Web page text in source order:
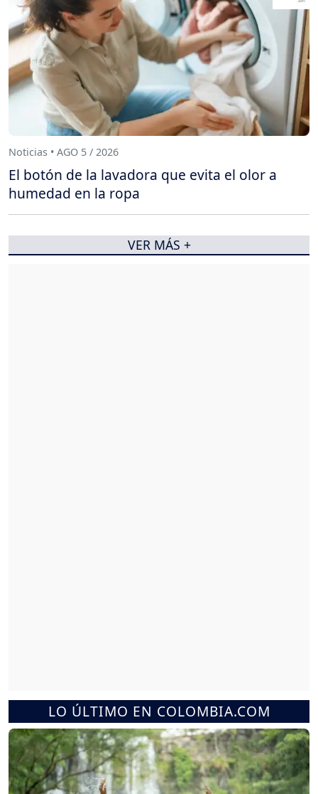
LO ÚLTIMO EN COLOMBIA.COM
Noticias • AGO 5 / 2026
El botón de la lavadora que evita el olor a
humedad en la ropa
VER MÁS +